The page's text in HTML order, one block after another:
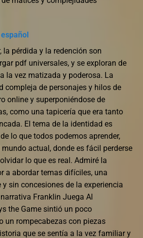
la pérdida y la redención son
pdf universales, y se exploran de
la vez matizada y poderosa. La
compleja de personajes y hilos de
online​ y superponiéndose de
como una tapicería que era tanto
El tema de la identidad es
lo que todos podemos aprender,
actual, donde es fácil perderse
lo que es real. Admiré la
a abordar temas difíciles, una
sin concesiones de la experiencia
Franklin Juega Al
the Game sintió un poco
un rompecabezas con piezas
que se sentía a la vez familiar y